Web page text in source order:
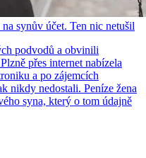
synův účet. Ten nic netušil
podvodů a obvinili
přes internet nabízela
a po zájemcích
nikdy nedostali. Peníze žena
syna, který o tom údajně